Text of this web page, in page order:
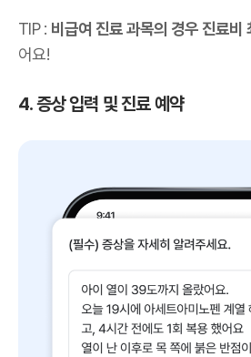
TIP : 비급여 진료 과목의 경우 진료비
어요!
4. 증상 입력 및 진료 예약